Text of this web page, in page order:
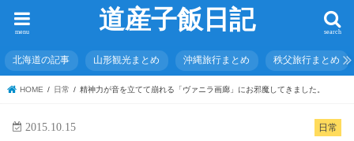
道産子飯日記 search
menu
北海道の記事 山形観光まとめ 沖縄旅行まとめ 秩父旅行まとめ
HOME 日常 精神力が音を立てて崩れる「ヴァニラ画廊」にお邪魔してきました。
日常
2015.10.15